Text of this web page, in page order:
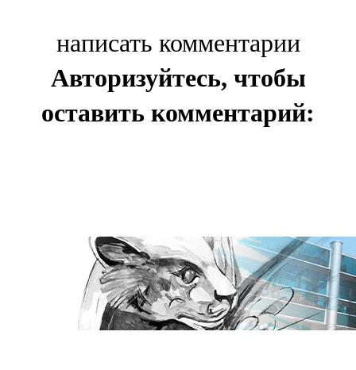
написать комментарии
Авторизуйтесь, чтобы
оставить комментарий: